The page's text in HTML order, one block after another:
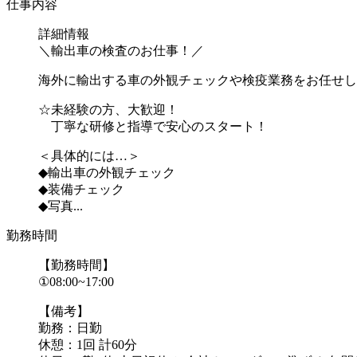
仕事内容
詳細情報
＼輸出車の検査のお仕事！／
海外に輸出する車の外観チェックや検疫業務をお任せ
☆未経験の方、大歓迎！
丁寧な研修と指導で安心のスタート！
＜具体的には…＞
◆輸出車の外観チェック
◆装備チェック
◆写真...
勤務時間
【勤務時間】
①08:00~17:00
【備考】
勤務：日勤
休憩：1回 計60分